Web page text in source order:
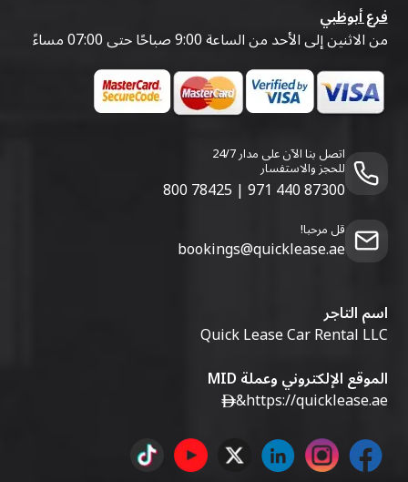
فرع أبوظبي
من الاثنين إلى الأحد من الساعة 9:00 صباحًا حتى 07:00 مساءً
اتصل بنا الآن على مدار 24/7
للحجز والاستفسار
800 78425 | 971 440 87300
قل مرحبا!
bookings@quicklease.ae
اسم التاجر
Quick Lease Car Rental LLC
الموقع الإلكتروني وعملة MID
https://quicklease.ae
&